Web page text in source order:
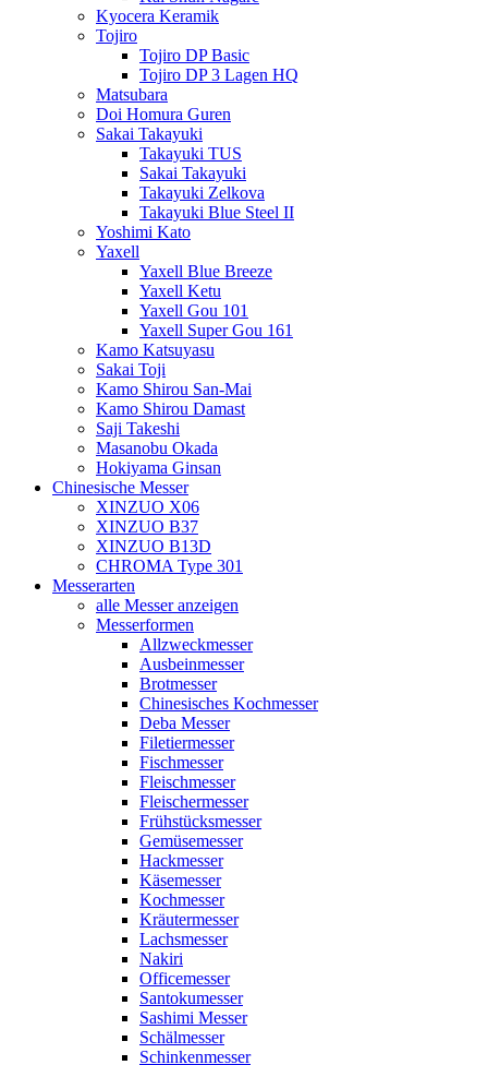
Kyocera Keramik
Tojiro
Tojiro DP Basic
Tojiro DP 3 Lagen HQ
Matsubara
Doi Homura Guren
Sakai Takayuki
Takayuki TUS
Sakai Takayuki
Takayuki Zelkova
Takayuki Blue Steel II
Yoshimi Kato
Yaxell
Yaxell Blue Breeze
Yaxell Ketu
Yaxell Gou 101
Yaxell Super Gou 161
Kamo Katsuyasu
Sakai Toji
Kamo Shirou San-Mai
Kamo Shirou Damast
Saji Takeshi
Masanobu Okada
Hokiyama Ginsan
Chinesische Messer
XINZUO X06
XINZUO B37
XINZUO B13D
CHROMA Type 301
Messerarten
alle Messer anzeigen
Messerformen
Allzweckmesser
Ausbeinmesser
Brotmesser
Chinesisches Kochmesser
Deba Messer
Filetiermesser
Fischmesser
Fleischmesser
Fleischermesser
Frühstücksmesser
Gemüsemesser
Hackmesser
Käsemesser
Kochmesser
Kräutermesser
Lachsmesser
Nakiri
Officemesser
Santokumesser
Sashimi Messer
Schälmesser
Schinkenmesser